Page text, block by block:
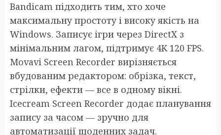
Bandicam підходить тим, хто хоче
максимальну простоту і високу якість на
Windows. Записує ігри через DirectX з
мінімальним лагом, підтримує 4K 120 FPS.
Movavi Screen Recorder вирізняється
вбудованим редактором: обрізка, текст,
стрілки, ефекти — все в одному вікні.
Icecream Screen Recorder додає планування
запису за часом — зручно для
автоматизації щоденних задач.